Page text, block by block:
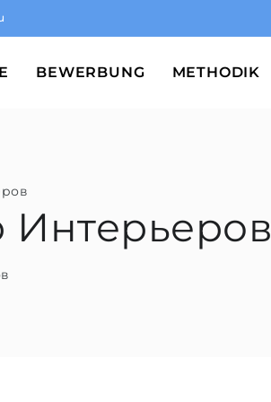
BEWERBUNG METHODIK
Интерьеров